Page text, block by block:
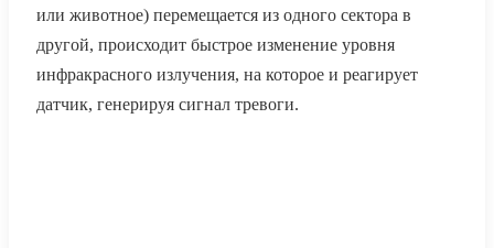
или животное) перемещается из одного сектора в
другой, происходит быстрое изменение уровня
инфракрасного излучения, на которое и реагирует
датчик, генерируя сигнал тревоги.